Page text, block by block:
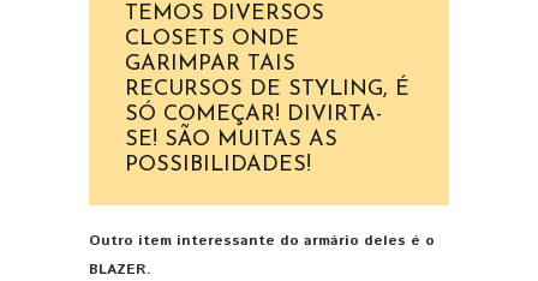
TEMOS DIVERSOS
CLOSETS ONDE
GARIMPAR TAIS
RECURSOS DE STYLING, É
SÓ COMEÇAR! DIVIRTA-
SE! SÃO MUITAS AS
POSSIBILIDADES!
Outro item interessante do armário deles é o
BLAZER.